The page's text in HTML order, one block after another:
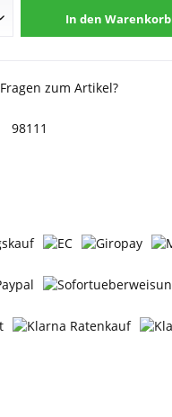
In den Warenkorb
Fragen zum Artikel?
98111